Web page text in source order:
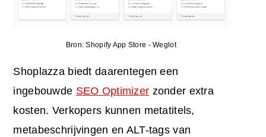
Bron: Shopify App Store - Weglot
Shoplazza biedt daarentegen een
ingebouwde SEO Optimizer zonder extra
kosten. Verkopers kunnen metatitels,
metabeschrijvingen en ALT-tags van